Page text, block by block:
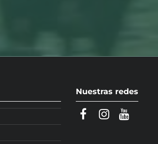
Nuestras redes